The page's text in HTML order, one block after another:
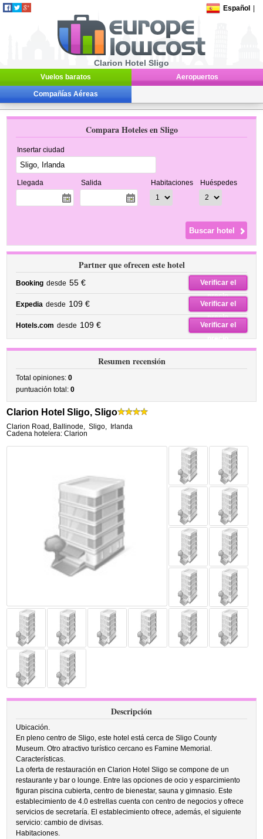
Español
Clarion Hotel Sligo
Vuelos baratos Aeropuertos
Compañías Aéreas
Compara Hoteles en Sligo
Insertar ciudad
Llegada Salida Habitaciones Huéspedes
Partner que ofrecen este hotel
Booking desde 55 €
Verificar el
precio
Expedia desde 109 €
Verificar el
precio
Hotels.com desde 109 €
Verificar el
precio
Resumen recensión
Total opiniones:0
puntuación total:0
Clarion Hotel Sligo, Sligo
Clarion Road, Ballinode, Sligo,
Irlanda
Cadena hotelera: Clarion
Descripción
Ubicación.
En pleno centro de Sligo, este hotel está cerca de Sligo County
Museum. Otro atractivo turístico cercano es Famine Memorial.
Características.
La oferta de restauración en Clarion Hotel Sligo se compone de un
restaurante y bar o lounge. Entre las opciones de ocio y esparcimiento
figuran piscina cubierta, centro de bienestar, sauna y gimnasio. Este
establecimiento de 4.0 estrellas cuenta con centro de negocios y ofrece
servicios de secretaría. El establecimiento ofrece, además, el siguiente
servicio: cambio de divisas.
Habitaciones.